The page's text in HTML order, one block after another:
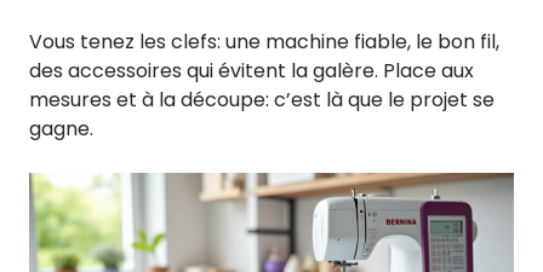
Vous tenez les clefs: une machine fiable, le bon fil,
des accessoires qui évitent la galère. Place aux
mesures et à la découpe: c’est là que le projet se
gagne.